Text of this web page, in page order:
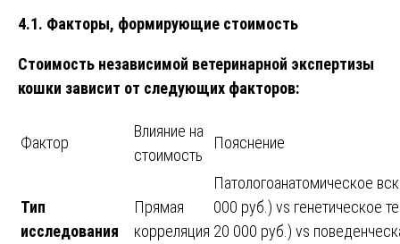
4.1. Факторы, формирующие стоимость
Стоимость независимой ветеринарной экспертизы
кошки зависит от следующих факторов:
Фактор
Влияние на
стоимость
Пояснение
Тип
исследования
Прямая
корреляция
Патологоанатомическое
000 руб.) vs генетическое
20 000 руб.) vs